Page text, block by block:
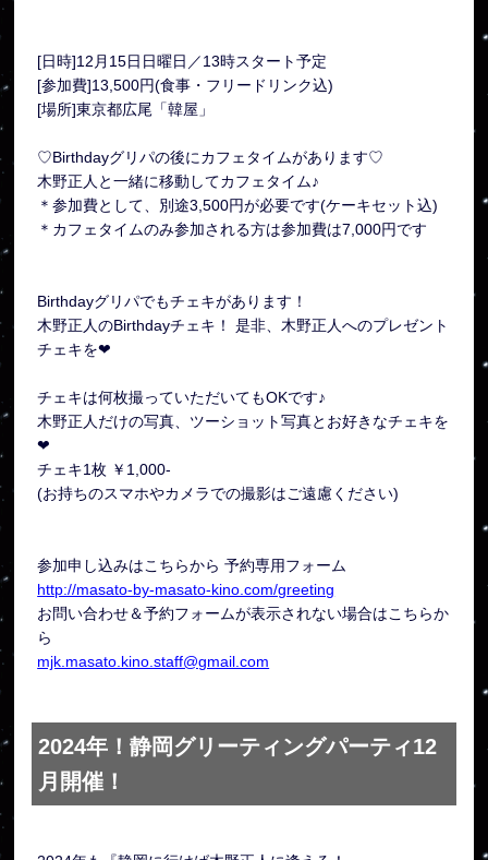
[日時]12月15日日曜日／13時スタート予定
[参加費]13,500円(食事・フリードリンク込)
[場所]東京都広尾「韓屋」
♡Birthdayグリパの後にカフェタイムがあります♡
木野正人と一緒に移動してカフェタイム♪
＊参加費として、別途3,500円が必要です(ケーキセット込)
＊カフェタイムのみ参加される方は参加費は7,000円です
Birthdayグリパでもチェキがあります！
木野正人のBirthdayチェキ！ 是非、木野正人へのプレゼント
チェキを❤︎
チェキは何枚撮っていただいてもOKです♪
木野正人だけの写真、ツーショット写真とお好きなチェキを
❤︎
チェキ1枚 ￥1,000-
(お持ちのスマホやカメラでの撮影はご遠慮ください)
参加申し込みはこちらから 予約専用フォーム
http://masato-by-masato-kino.com/greeting
お問い合わせ＆予約フォームが表示されない場合はこちらか
ら
mjk.masato.kino.staff@gmail.com
2024年！静岡グリーティングパーティ12
月開催！